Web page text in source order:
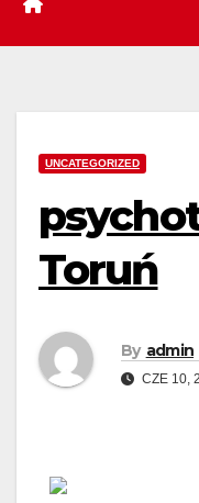
UNCATEGORIZED
Toruń
By admin
CZE 10,